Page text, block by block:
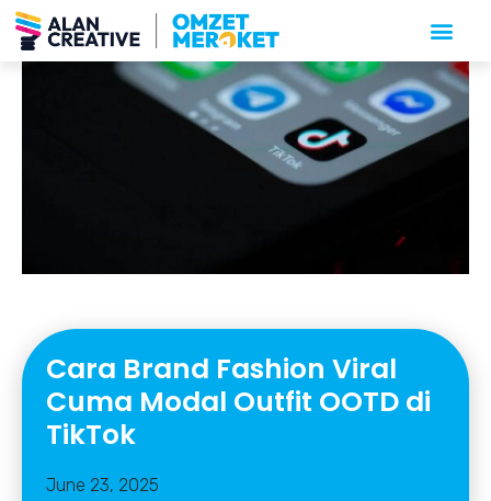
Cara Brand Fashion Viral
Cuma Modal Outfit OOTD di
TikTok
June 23, 2025